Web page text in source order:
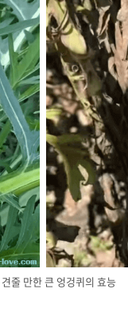
줄 만한 큰 엉겅퀴의 효능